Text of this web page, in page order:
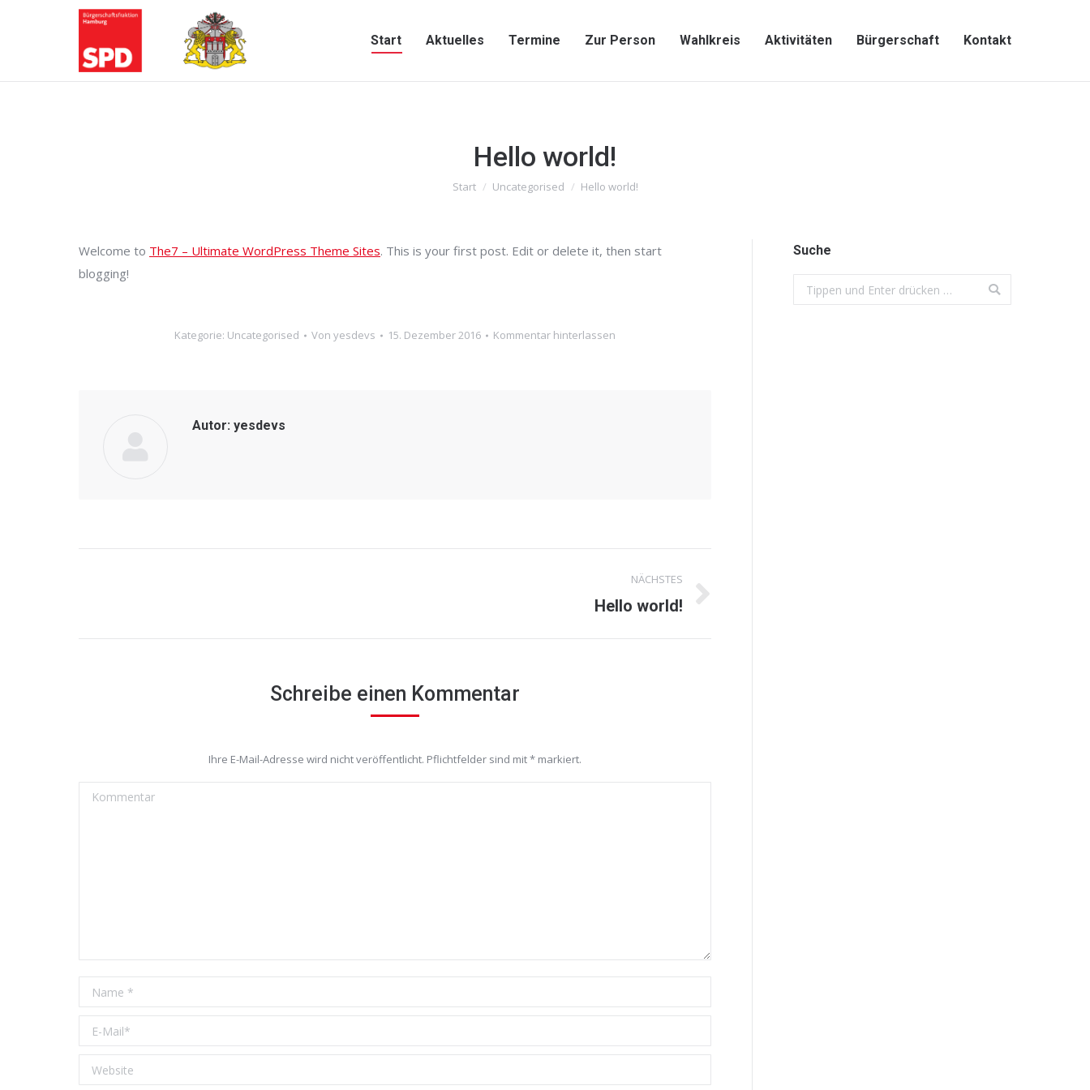
Start Aktuelles Termine Zur Person Wahlkreis Aktivitäten Bürgerschaft Kontakt
Hello world!
Sie befinden sich hier:
Start Uncategorised Hello world!
Welcome to The7 – Ultimate WordPress Theme Sites. This is your first post. Edit or delete it, then start
blogging!
Kategorie: Uncategorised Von yesdevs 15. Dezember 2016 Kommentar hinterlassen
Autor: yesdevs
NÄCHSTES
Hello world!
Schreibe einen Kommentar
Ihre E-Mail-Adresse wird nicht veröffentlicht. Pflichtfelder sind mit* markiert.
Kommentar
Name *
E-Mail *
Website
Suche
Search:
Start Aktuelles Termine Zur Person Wahlkreis Aktivitäten Bürgerschaft Kontakt